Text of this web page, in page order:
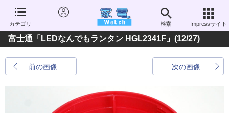
カテゴリ 検索 Impressサイト
富士通「LEDなんでもランタン HGL2341F」 (12/27)
前の画像 次の画像